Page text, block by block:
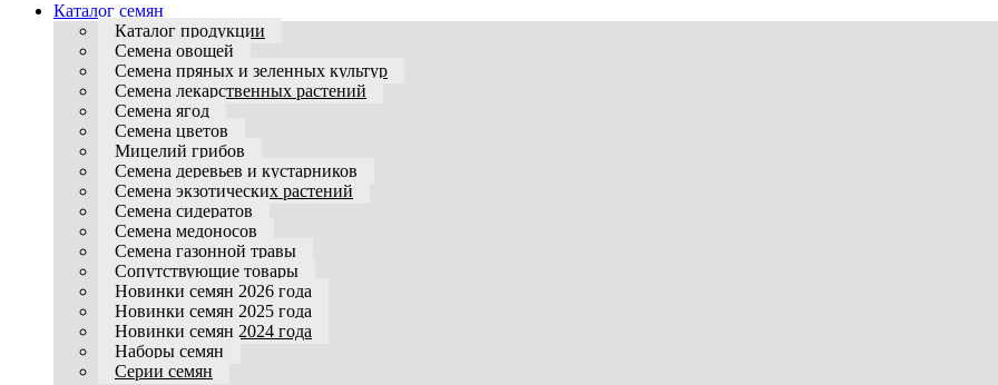
Каталог семян
Каталог продукции
Семена овощей
Семена пряных и зеленных культур
Семена лекарственных растений
Семена ягод
Семена цветов
Мицелий грибов
Семена деревьев и кустарников
Семена экзотических растений
Семена сидератов
Семена медоносов
Семена газонной травы
Сопутствующие товары
Новинки семян 2026 года
Новинки семян 2025 года
Новинки семян 2024 года
Наборы семян
Серии семян